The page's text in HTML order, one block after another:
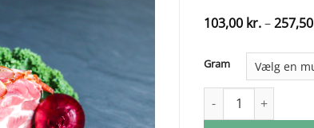
103,00 kr.–257,50
Gram
Bostonsteg antal